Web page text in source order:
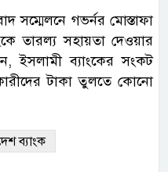
সম্মেলনে গভর্নর মোস্তাফা
তারল্য সহায়তা দেওয়ার
ইসলামী ব্যাংকের সংকট
টাকা তুলতে কোনো
ব্যাংক